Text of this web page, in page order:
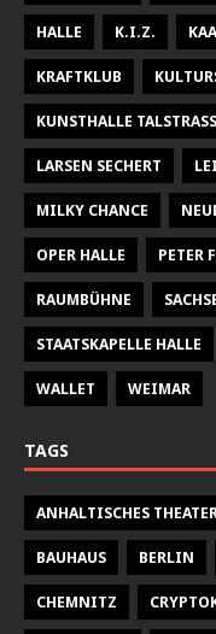
HALLE K.I.Z.
KRAFTKLUB
KUNSTHALLE
LARSEN SECHERT
MILKY CHANCE
OPER HALLE PETER
RAUMBÜHNE
STAATSKAPELLE HALLE
WALLET WEIMAR
TAGS
ANHALTISCHES
BAUHAUS BERLIN
CHEMNITZ